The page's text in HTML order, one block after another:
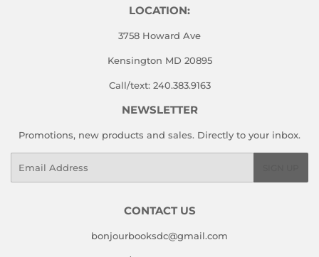
LOCATION:
3758 Howard Ave
Kensington MD 20895
Call/text: 240.383.9163
NEWSLETTER
Promotions, new products and sales. Directly to your inbox.
CONTACT US
bonjourbooksdc@gmail.com